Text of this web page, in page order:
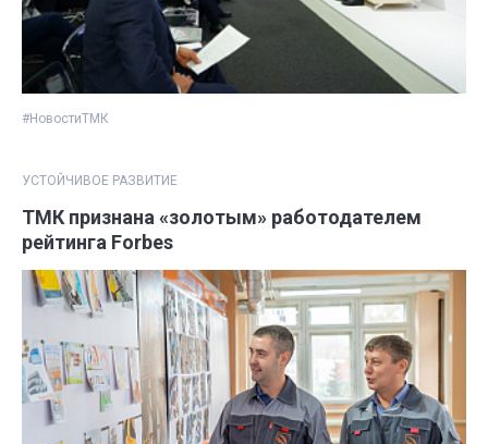
#НовостиТМК
УСТОЙЧИВОЕ РАЗВИТИЕ
ТМК признана «золотым» работодателем
рейтинга Forbes